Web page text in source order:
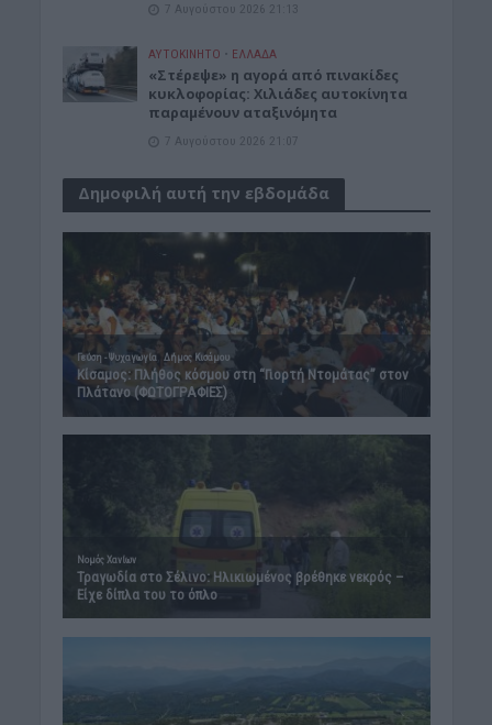
7 Αυγούστου 2026 21:13
ΑΥΤΟΚΙΝΗΤΟ • ΕΛΛΑΔΑ
«Στέρεψε» η αγορά από πινακίδες
κυκλοφορίας: Χιλιάδες αυτοκίνητα
παραμένουν αταξινόμητα
7 Αυγούστου 2026 21:07
Δημοφιλή αυτή την εβδομάδα